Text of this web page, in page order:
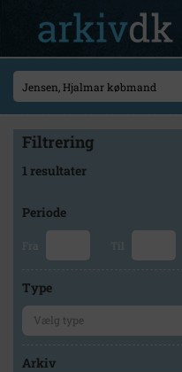
Filtrering
1 resultater
Periode
Fra Til
Type
Arkiv